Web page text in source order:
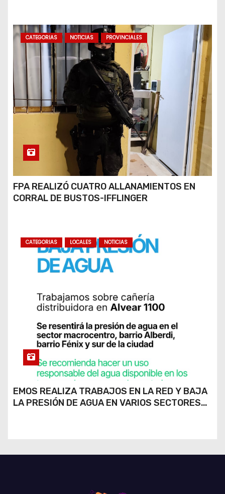
CATEGORIAS NOTICIAS PROVINCIALES
FPA REALIZÓ CUATRO ALLANAMIENTOS EN
CORRAL DE BUSTOS-IFFLINGER
CATEGORIAS LOCALES NOTICIAS
EMOS REALIZA TRABAJOS EN LA RED Y BAJA
LA PRESIÓN DE AGUA EN VARIOS SECTORES